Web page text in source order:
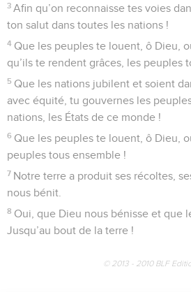
3 Afin qu’on reconnaisse tes voies
ton salut dans toutes les nations !
4 Que les peuples te louent, ô Dieu,
qu’ils te rendent grâces, les peuples
5 Que les nations jubilent et soient
avec équité, tu gouvernes les
nations, les États de ce monde !
6 Que les peuples te louent, ô Dieu,
peuples tous ensemble !
7 Notre terre a produit ses récoltes,
nous bénit.
8 Oui, que Dieu nous bénisse et que
Jusqu’au bout de la terre !
© 2013 - 2010 BLF